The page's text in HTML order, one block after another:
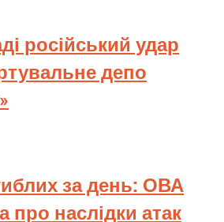
російський удар
депо
за день: ОВА
про наслідки атак